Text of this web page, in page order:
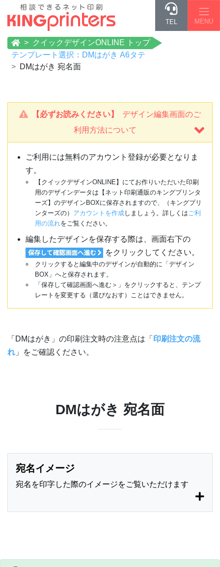
TEL MENU
クイックデザインONLINE トップ
テンプレート選択：DMはがき A6タテ
DMはがき 宛名面
【必ずお読みください】
デザイン編集画面のご
利用方法について
ご利用には無料のアカウント登録が必要となりま
す。
【クイックデザインONLINE】にてお作りいただいた印刷
用のデザインデータは【ネット印刷通販のキングプリンタ
ーズ】のデザインBOXに保存されますので、（キングプリ
ンターズの） アカウントを作成しましょう。詳しくは ご利
用の流れをご覧ください。
編集したデザインを保存する際は、画面右下の
をクリックしてください。
クリックすると編集中のデザインが自動的に「デザイン
BOX」へと保存されます。
「保存して確認画面へ進む＞」をクリックすると、テンプ
レートを変更する（選びなおす）ことはできません。
「DMはがき」の印刷注文時の注意点は「 印刷注文の流
れ 」をご確認ください。
DMはがき 宛名面
宛名イメージ
宛名を印字した際のイメージをご覧いただけます